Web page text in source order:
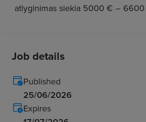
atlyginimas siekia 5000 € –
Job details
Published
25/06/2026
Expires